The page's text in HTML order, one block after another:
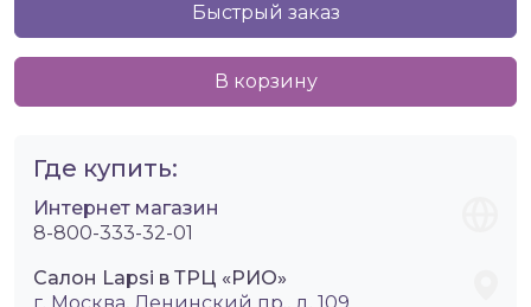
Быстрый заказ
В корзину
Где купить:
Интернет магазин
8-800-333-32-01
Салон Lapsi в ТРЦ «РИО»